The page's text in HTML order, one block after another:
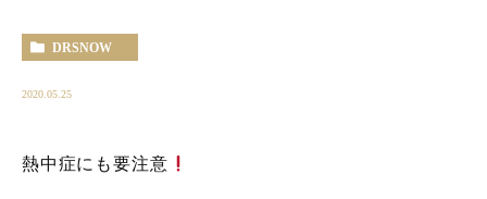
DRSNOW
2020.05.25
熱中症にも要注意